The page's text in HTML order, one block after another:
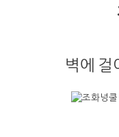
벽에 걸